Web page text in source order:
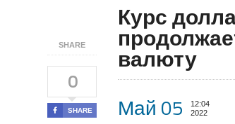
SHARE
0
SHARE
Курс
валюту
Май 05
12:04
2022